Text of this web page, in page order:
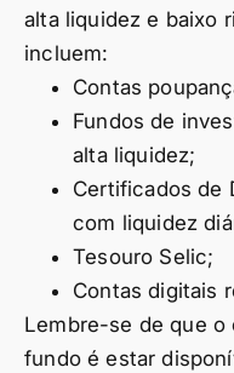
alta liquidez e baixo
incluem:
Contas
Fundos de
alta liquidez;
Certificados de
com liquidez
Tesouro Selic;
Contas digitais
Lembre-se de que o
fundo é estar